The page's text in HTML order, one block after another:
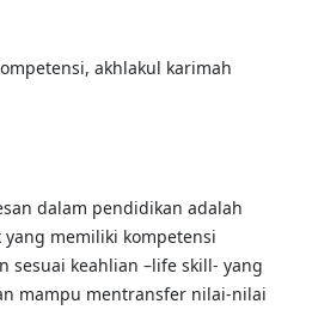
akhlakul karimah
dalam pendidikan adalah
memiliki kompetensi
sesuai keahlian –life skill- yang
mampu mentransfer nilai-nilai